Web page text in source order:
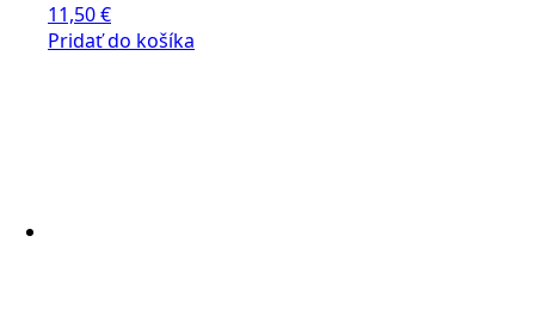
11,50€
Pridať do košíka